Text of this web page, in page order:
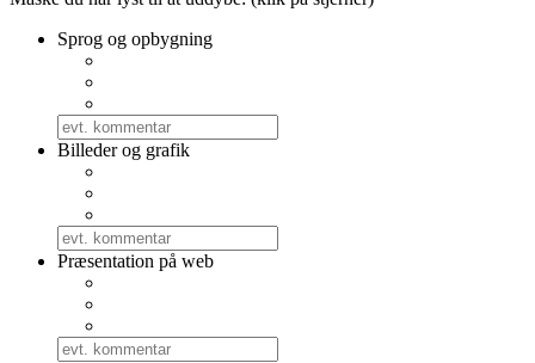
Sprog og opbygning
Billeder og grafik
Præsentation på web